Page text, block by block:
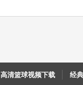
高清篮球视频下载 经